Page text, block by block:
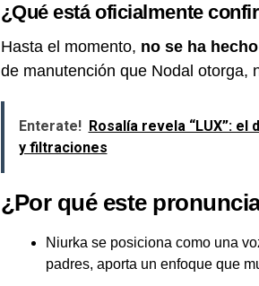
¿Qué está oficialmente
Hasta el momento, no se ha
de manutención que Nodal otorga,
Enterate! Rosalía revela “LUX”:
y filtraciones
¿Por qué este
Niurka se posiciona como una
padres, aporta un enfoque que